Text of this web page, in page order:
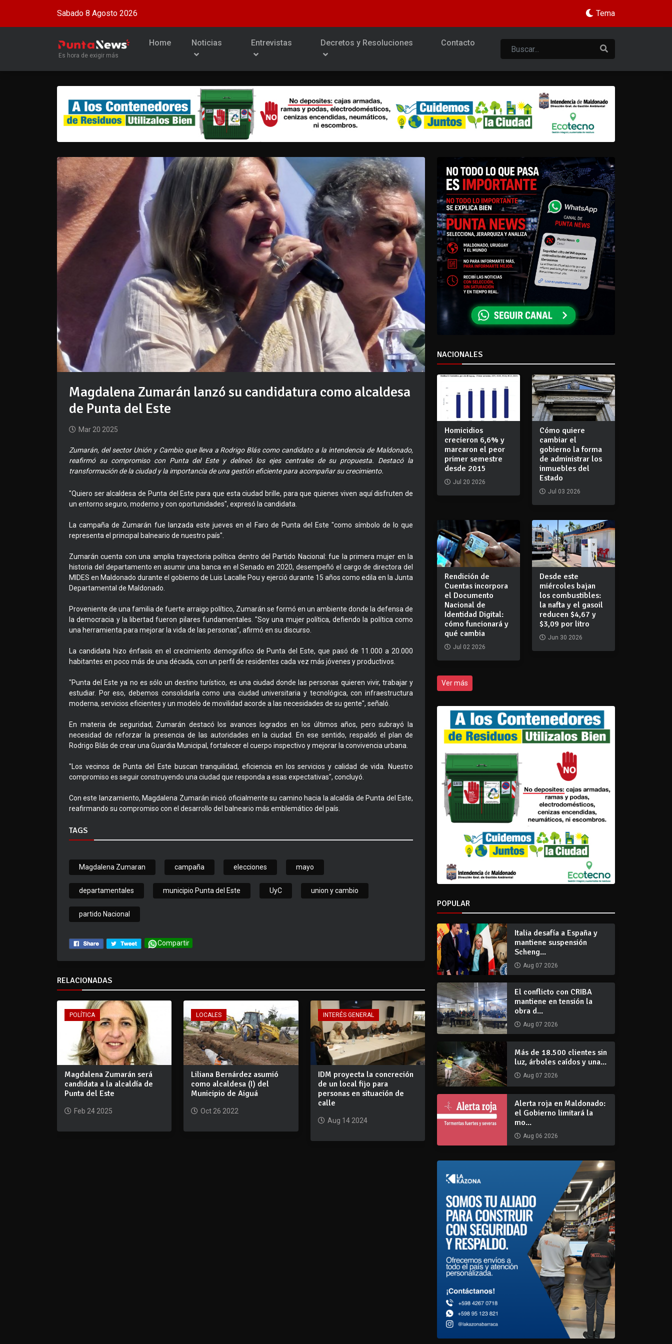
Sabado 8 Agosto 2026 Tema
Es hora de exigir más
Home Noticias Entrevistas Decretos y Resoluciones Contacto
Magdalena Zumarán lanzó su candidatura como alcaldesa
de Punta del Este
Mar 20 2025
Zumarán, del sector Unión y Cambio que lleva a Rodrigo Blás como candidato a la intendencia de Maldonado,
reafirmó su compromiso con Punta del Este y delineó los ejes centrales de su propuesta. Destacó la
transformación de la ciudad y la importancia de una gestión eficiente para acompañar su crecimiento.
"Quiero ser alcaldesa de Punta del Este para que esta ciudad brille, para que quienes viven aquí disfruten de
un entorno seguro, moderno y con oportunidades", expresó la candidata.
La campaña de Zumarán fue lanzada este jueves en el Faro de Punta del Este "como símbolo de lo que
representa el principal balneario de nuestro país".
Zumarán cuenta con una amplia trayectoria política dentro del Partido Nacional: fue la primera mujer en la
historia del departamento en asumir una banca en el Senado en 2020, desempeñó el cargo de directora del
MIDES en Maldonado durante el gobierno de Luis Lacalle Pou y ejerció durante 15 años como edila en la Junta
Departamental de Maldonado.
Proveniente de una familia de fuerte arraigo político, Zumarán se formó en un ambiente donde la defensa de
la democracia y la libertad fueron pilares fundamentales. "Soy una mujer política, defiendo la política como
una herramienta para mejorar la vida de las personas", afirmó en su discurso.
La candidata hizo énfasis en el crecimiento demográfico de Punta del Este, que pasó de 11.000 a 20.000
habitantes en poco más de una década, con un perfil de residentes cada vez más jóvenes y productivos.
"Punta del Este ya no es sólo un destino turístico, es una ciudad donde las personas quieren vivir, trabajar y
estudiar. Por eso, debemos consolidarla como una ciudad universitaria y tecnológica, con infraestructura
moderna, servicios eficientes y un modelo de movilidad acorde a las necesidades de su gente", señaló.
En materia de seguridad, Zumarán destacó los avances logrados en los últimos años, pero subrayó la
necesidad de reforzar la presencia de las autoridades en la ciudad. En ese sentido, respaldó el plan de
Rodrigo Blás de crear una Guardia Municipal, fortalecer el cuerpo inspectivo y mejorar la convivencia urbana.
"Los vecinos de Punta del Este buscan tranquilidad, eficiencia en los servicios y calidad de vida. Nuestro
compromiso es seguir construyendo una ciudad que responda a esas expectativas", concluyó.
Con este lanzamiento, Magdalena Zumarán inició oficialmente su camino hacia la alcaldía de Punta del Este,
reafirmando su compromiso con el desarrollo del balneario más emblemático del país.
TAGS
Magdalena Zumaran campaña elecciones mayo
departamentales municipio Punta del Este UyC union y cambio
partido Nacional
Compartir
RELACIONADAS
POLÍTICA
Magdalena Zumarán será
candidata a la alcaldía de
Punta del Este
Feb 24 2025
LOCALES
Liliana Bernárdez asumió
como alcaldesa (I) del
Municipio de Aiguá
Oct 26 2022
INTERÉS GENERAL
IDM proyecta la concreción
de un local fijo para
personas en situación de
calle
Aug 14 2024
NACIONALES
Homicidios
crecieron 6,6% y
marcaron el peor
primer semestre
desde 2015
Jul 20 2026
Cómo quiere
cambiar el
gobierno la forma
de administrar los
inmuebles del
Estado
Jul 03 2026
Rendición de
Cuentas incorpora
el Documento
Nacional de
Identidad Digital:
cómo funcionará y
qué cambia
Jul 02 2026
Desde este
miércoles bajan
los combustibles:
la nafta y el gasoil
reducen $4,67 y
$3,09 por litro
Jun 30 2026
Ver más
POPULAR
Italia desafía a España y
mantiene suspensión
Scheng...
Aug 07 2026
El conflicto con CRIBA
mantiene en tensión la
obra d...
Aug 07 2026
Más de 18.500 clientes sin
luz, árboles caídos y una...
Aug 07 2026
Alerta roja en Maldonado:
el Gobierno limitará la
mo...
Aug 06 2026